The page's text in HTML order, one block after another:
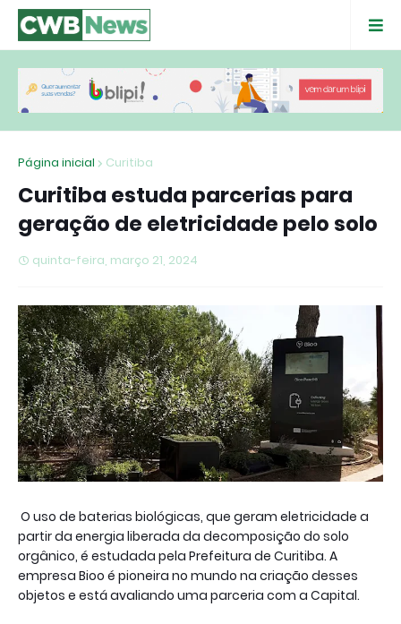
Página inicial Curitiba
Curitiba estuda parcerias para
geração de eletricidade pelo solo
quinta-feira, março 21, 2024
O uso de baterias biológicas, que geram eletricidade a
partir da energia liberada da decomposição do solo
orgânico, é estudada pela Prefeitura de Curitiba. A
empresa Bioo é pioneira no mundo na criação desses
objetos e está avaliando uma parceria com a Capital.